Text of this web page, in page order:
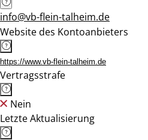
info@vb-flein-talheim.de
Website des Kontoanbieters
https://www.vb-flein-talheim.de
Vertragsstrafe
Nein
Letzte Aktualisierung